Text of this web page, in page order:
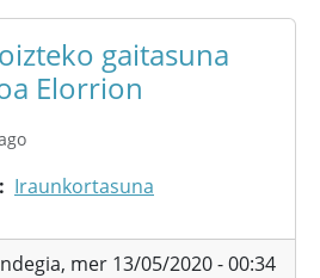
gaitasuna
Elorrion
Iraunkortasuna
mer 13/05/2020 - 00:34